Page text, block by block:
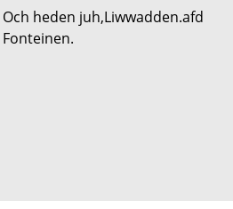
Och heden juh,Liwwadden.afd
Fonteinen.